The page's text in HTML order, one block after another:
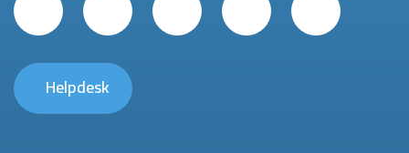
Helpdesk